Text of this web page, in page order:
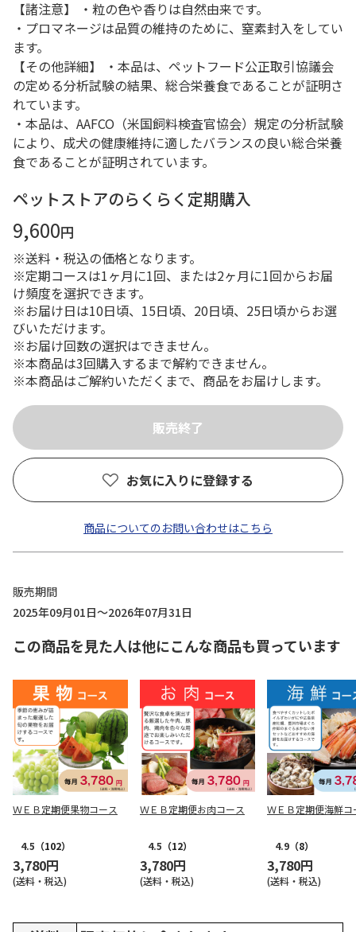
【諸注意】 ・粒の色や香りは自然由来です。
・プロマネージは品質の維持のために、窒素封入をしてい
ます。
【その他詳細】 ・本品は、ペットフード公正取引協議会
の定める分析試験の結果、総合栄養食であることが証明さ
れています。
・本品は、AAFCO（米国飼料検査官協会）規定の分析試験
により、成犬の健康維持に適したバランスの良い総合栄養
食であることが証明されています。
ペットストアのらくらく定期購入
9,600円
※送料・税込の価格となります。
※定期コースは1ヶ月に1回、または2ヶ月に1回からお届
け頻度を選択できます。
※お届け日は10日頃、15日頃、20日頃、25日頃からお選
びいただけます。
※お届け回数の選択はできません。
※本商品は3回購入するまで解約できません。
※本商品はご解約いただくまで、商品をお届けします。
お気に入りに登録する
商品についてのお問い合わせはこちら
販売期間
2025年09月01日～2026年07月31日
この商品を見た人は他にこんな商品も買っています
ＷＥＢ定期便果物コース
4.5 （102）
3,780円
(送料・税込)
ＷＥＢ定期便お肉コース
4.5 （12）
3,780円
(送料・税込)
ＷＥＢ定期便海鮮コ
4.9 （8）
3,780円
(送料・税込)